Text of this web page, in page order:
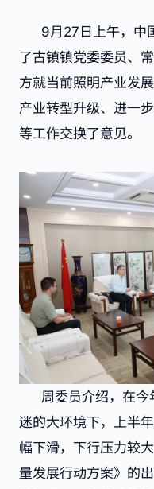
9月27日上午，中
了古镇镇党委委员、
方就当前照明产业发
产业转型升级、进一
等工作交换了意见。
周委员介绍，在
迷的大环境下，上半
幅下滑，下行压力较
量发展行动方案》的